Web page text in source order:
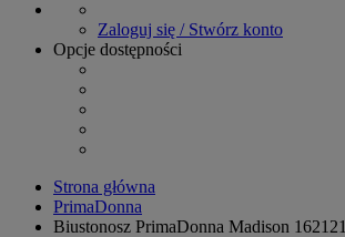
Zaloguj się / Stwórz konto
Opcje dostępności
Strona główna
PrimaDonna
Biustonosz PrimaDonna Madison 162121